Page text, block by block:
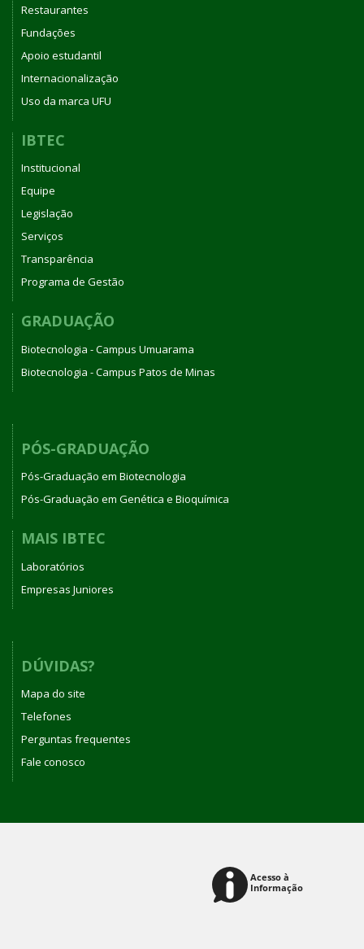
Restaurantes
Fundações
Apoio estudantil
Internacionalização
Uso da marca UFU
IBTEC
Institucional
Equipe
Legislação
Serviços
Transparência
Programa de Gestão
GRADUAÇÃO
Biotecnologia - Campus Umuarama
Biotecnologia - Campus Patos de Minas
PÓS-GRADUAÇÃO
Pós-Graduação em Biotecnologia
Pós-Graduação em Genética e Bioquímica
MAIS IBTEC
Laboratórios
Empresas Juniores
DÚVIDAS?
Mapa do site
Telefones
Perguntas frequentes
Fale conosco